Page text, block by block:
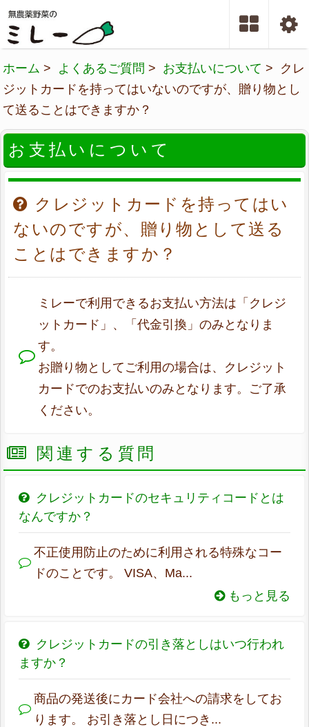
ホーム > よくあるご質問 > お支払いについて > クレ
ジットカードを持ってはいないのですが、贈り物とし
て送ることはできますか？
お支払いについて
クレジットカードを持ってはい
ないのですが、贈り物として送る
ことはできますか？
ミレーで利用できるお支払い方法は「クレジ
ットカード」、「代金引換」のみとなりま
す。
お贈り物としてご利用の場合は、クレジット
カードでのお支払いのみとなります。ご了承
ください。
関連する質問
クレジットカードのセキュリティコードとは
なんですか？
不正使用防止のために利用される特殊なコー
ドのことです。 VISA、Ma...
もっと見る
クレジットカードの引き落としはいつ行われ
ますか？
商品の発送後にカード会社への請求をしてお
ります。 お引き落とし日につき...